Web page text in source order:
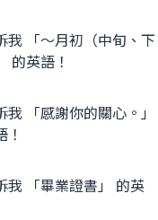
我 「〜月初（中旬、下
的英語！
我 「感謝你的關心。」
我 「畢業證書」 的英